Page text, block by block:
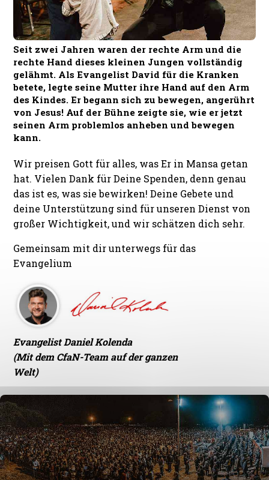
Seit zwei Jahren waren der rechte Arm und die
rechte Hand dieses kleinen Jungen vollständig
gelähmt. Als Evangelist David für die Kranken
betete, legte seine Mutter ihre Hand auf den Arm
des Kindes. Er begann sich zu bewegen, angerührt
von Jesus! Auf der Bühne zeigte sie, wie er jetzt
seinen Arm problemlos anheben und bewegen
kann.
Wir preisen Gott für alles, was Er in Mansa getan
hat. Vielen Dank für Deine Spenden, denn genau
das ist es, was sie bewirken! Deine Gebete und
deine Unterstützung sind für unseren Dienst von
großer Wichtigkeit, und wir schätzen dich sehr.
Gemeinsam mit dir unterwegs für das
Evangelium
Evangelist Daniel Kolenda
(Mit dem CfaN-Team auf der ganzen
Welt)